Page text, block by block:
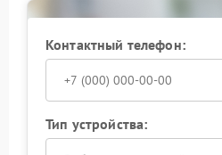
Контактный телефон:
Тип устройства: